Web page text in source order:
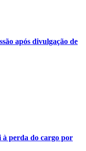
após divulgação de
à perda do cargo por